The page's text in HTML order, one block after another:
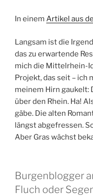
In einem Artikel aus
Langsam ist die
das zu erwartende
mich die Mittelrhein-
Projekt, das seit – ich
meinem Hirn gaukelt:
über den Rhein. Ha!
gäbe. Die alten
längst abgefressen.
Aber Gras wächst
Burgenblogger
Fluch oder